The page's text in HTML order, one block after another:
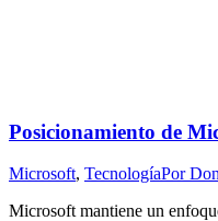
Posicionamiento de
Microsoft, TecnologíaPor
Microsoft mantiene un